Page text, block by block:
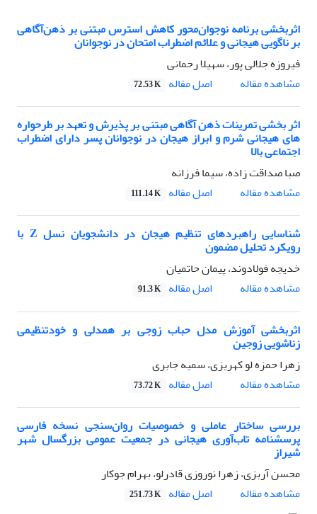
اثربخشی برنامه نوجوان‌محور کاهش استرس مبتنی بر ذهن‌آگاهی
بر ناگویی هیجانی و علائم اضطراب امتحان در نوجوانان
فیروزه جلالی پور، سهیلا رحمانی
مشاهده مقاله
اصل مقاله 72.53 K
اثر بخشی تمرینات ذهن آگاهی مبتنی بر پذیرش و تعهد بر طرحواره
های هیجانی شرم و ابراز هیجان در نوجوانان پسر دارای اضطراب
اجتماعی بالا
صبا صداقت زاده، سیما فرزانه
مشاهده مقاله
اصل مقاله 111.14 K
شناسایی راهبردهای تنظیم هیجان در دانشجویان نسل Z با
رویکرد تحلیل مضمون
خدیجه فولادوند، پیمان حاتمیان
مشاهده مقاله
اصل مقاله 91.3 K
اثربخشی آموزش مدل حباب زوجی بر همدلی و خودتنظیمی
زناشویی زوجین
زهرا حمزه لو کهریزی، سمیه جابری
مشاهده مقاله
اصل مقاله 73.72 K
بررسی ساختار عاملی و خصوصیات روان‌سنجی نسخه فارسی
پرسشنامه تاب‌آوری هیجانی در جمعیت عمومی بزرگسال شهر
شیراز
محسن آربزی، زهرا نوروزی قادرلو، بهرام جوکار
مشاهده مقاله
اصل مقاله 251.73 K